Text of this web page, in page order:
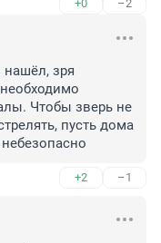
+0 –2
нашёл, зря
Чтобы зверь не
пусть дома
+2 –1